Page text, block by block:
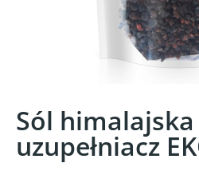
Sól
uzupełniacz